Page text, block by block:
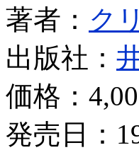
著者： ク
出版社：
価格：
発売日：